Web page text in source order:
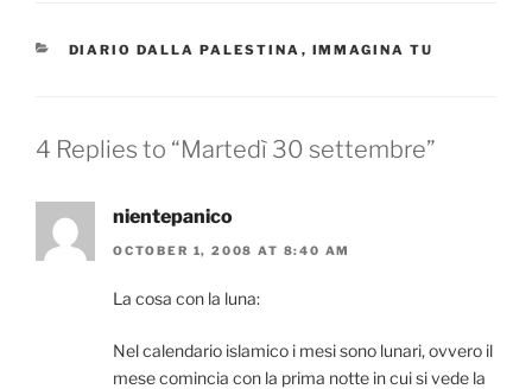
CATEGORIES
DIARIO DALLA PALESTINA , IMMAGINA TU
4 Replies to “Martedì 30 settembre”
nientepanico
OCTOBER 1, 2008 AT 8:40 AM
La cosa con la luna:
Nel calendario islamico i mesi sono lunari, ovvero il
mese comincia con la prima notte in cui si vede la